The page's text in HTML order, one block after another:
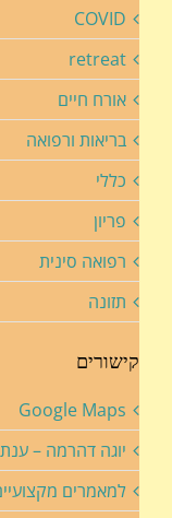
COVID
retreat
אורח חיים
בריאות ורפואה
כללי
פריון
רפואה סינית
תזונה
קישורים
Google Maps
יוגה דהרמה –
למאמרים